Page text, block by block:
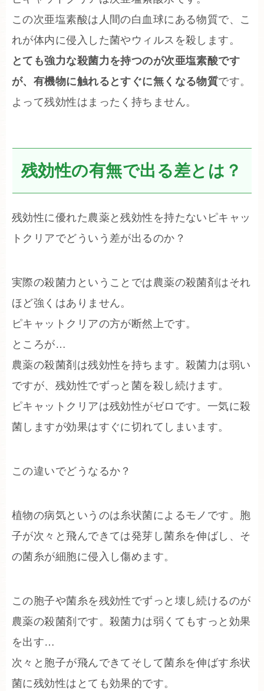
この次亜塩素酸は人間の白血球にある物質で、こ
れが体内に侵入した菌やウィルスを殺します。
とても強力な殺菌力を持つのが次亜塩素酸です
が、有機物に触れるとすぐに無くなる物質です。
よって残効性はまったく持ちません。
残効性の有無で出る差とは？
残効性に優れた農薬と残効性を持たないピキャッ
トクリアでどういう差が出るのか？
実際の殺菌力ということでは農薬の殺菌剤はそれ
ほど強くはありません。
ピキャットクリアの方が断然上です。
ところが…
農薬の殺菌剤は残効性を持ちます。殺菌力は弱い
ですが、残効性でずっと菌を殺し続けます。
ピキャットクリアは残効性がゼロです。一気に殺
菌しますが効果はすぐに切れてしまいます。
この違いでどうなるか？
植物の病気というのは糸状菌によるモノです。胞
子が次々と飛んできては発芽し菌糸を伸ばし、そ
の菌糸が細胞に侵入し傷めます。
この胞子や菌糸を残効性でずっと壊し続けるのが
農薬の殺菌剤です。殺菌力は弱くてもすっと効果
を出す…
次々と胞子が飛んできてそして菌糸を伸ばす糸状
菌に残効性はとても効果的です。